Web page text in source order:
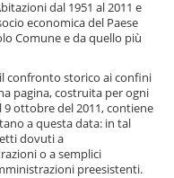
dal 1951 al 2011 e
economica del Paese
Comune e da quello più
confronto storico ai confini
pagina, costruita per ogni
ottobre del 2011, contiene
a questa data: in tal
dovuti a
o a semplici
preesistenti.